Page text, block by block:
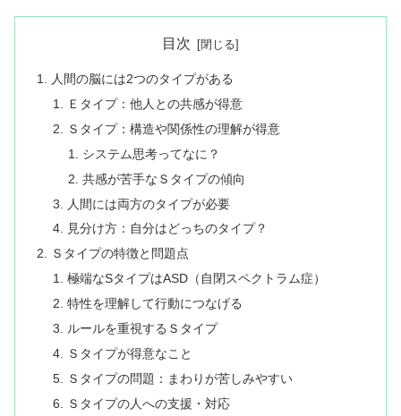
目次
人間の脳には2つのタイプがある
Ｅタイプ：他人との共感が得意
Ｓタイプ：構造や関係性の理解が得意
システム思考ってなに？
共感が苦手なＳタイプの傾向
人間には両方のタイプが必要
見分け方：自分はどっちのタイプ？
Ｓタイプの特徴と問題点
極端なSタイプはASD（自閉スペクトラム症）
特性を理解して行動につなげる
ルールを重視するＳタイプ
Ｓタイプが得意なこと
Ｓタイプの問題：まわりが苦しみやすい
Ｓタイプの人への支援・対応